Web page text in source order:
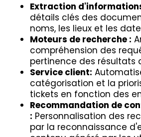
Extraction
détails clés des
noms, les lieux et les
Moteurs de recherche :
compréhension des
pertinence des résultats
Service client:
catégorisation et la
tickets en fonction des
Recommandation de
: Personnalisation des
par la reconnaissance